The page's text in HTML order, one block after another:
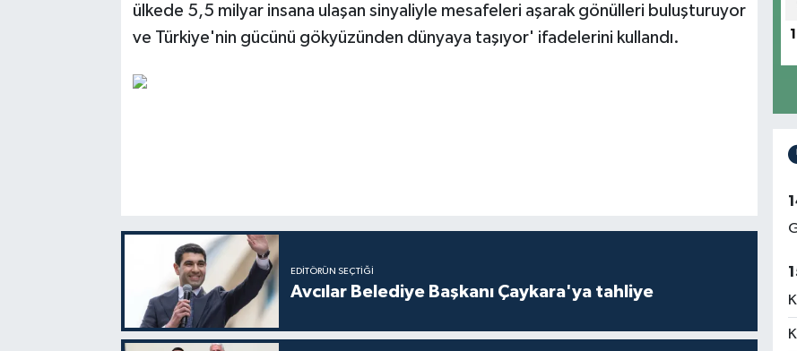
ülkede 5,5 milyar insana ulaşan sinyaliyle mesafeleri aşarak gönülleri buluşturuyor
ve Türkiye'nin gücünü gökyüzünden dünyaya taşıyor' ifadelerini kullandı.
EDITÖRÜN SEÇTIĞI
Avcılar Belediye Başkanı Çaykara'ya tahliye